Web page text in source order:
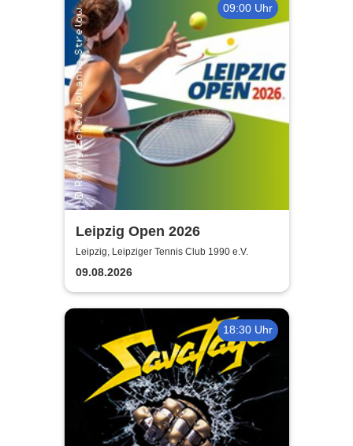
09:00 Uhr
Leipzig Open 2026
Leipzig, Leipziger Tennis Club 1990 e.V.
09.08.2026
18:30 Uhr